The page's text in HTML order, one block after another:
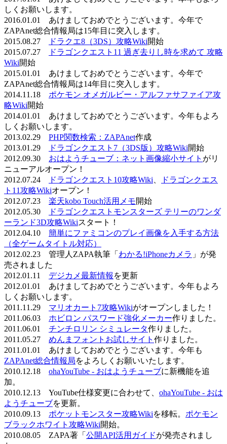
しくお願いします。
2016.01.01 あけましておめでとうございます。今年で
ZAPAnet総合情報局は15年目に突入します。
2015.08.27
ドラクエ8（3DS）攻略Wiki開始
2015.07.27
ドラゴンクエスト11 過ぎ去りし時を求めて 攻略
Wiki開始
2015.01.01 あけましておめでとうございます。今年で
ZAPAnet総合情報局は14年目に突入します。
2014.11.18 ポケモン オメガルビー・アルファサファイア攻
略Wiki開始
2014.01.01 あけましておめでとうございます。今年もよろ
しくお願いします。
2013.02.29 PHP関数検索：ZAPAnet作成
2013.01.29
ドラゴンクエスト7（3DS版）攻略Wiki開始
2012.09.30 おはようチューブ：ネット画像縮小サイト がリ
ニューアルオープン！
2012.07.24
ドラゴンクエスト10攻略Wiki
ドラゴンクエス
ト11攻略Wikiオープン！
2012.07.23 楽天kobo Touch活用メモ開始
2012.05.30
ドラゴンクエストモンスターズ テリーのワンダ
ーランド3D攻略Wikiスタート！
2012.04.10 簡単にファミコンのプレイ画像を入手する方法
（全ゲームタイトル対応）
2012.02.23 管理人ZAPA執筆「 わかる!iPhoneカメラ 」が発
売されました
2012.01.11 デジカメ最新情報 を更新
2012.01.01 あけましておめでとうございます。今年もよろ
しくお願いします。
2011.11.29 マリオカート7攻略Wikiがオープンしました！
2011.06.03 ホビロン パスワード強化メーカー作りました。
2011.06.01 チンチロリン シミュレータ作りました。
2011.05.27 めんまフォントお試しサイト 作りました。
2011.01.01 あけましておめでとうございます。今年も
ZAPAnet総合情報局をよろしくお願いいたします。
2010.12.18 ohaYouTube - おはようチューブに新機能を追
加。
2010.12.13 YouTube仕様変更に合わせて、 ohaYouTube - おは
ようチューブを更新。
2010.09.13 ポケットモンスター攻略Wikiを移転。 ポケモン
ブラックホワイト攻略Wiki開始。
2010.08.05 ZAPA著「 公開API活用ガイドが発売されまし